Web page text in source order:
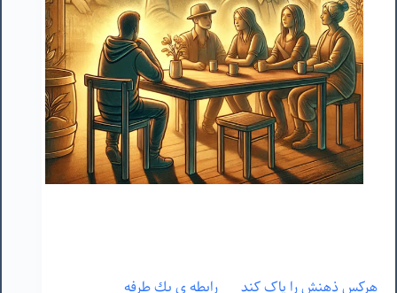
هرکس ذهنش را پاک کند رابطه ى يك طرفه